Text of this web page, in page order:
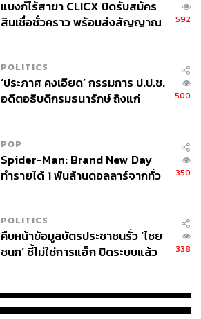
แบงก์ไร้สาขา CLICX ปิดรับสมัคร
สินเชื่อชั่วคราว พร้อมส่งสัญญาณ
592
POLITICS
‘ประภาศ คงเอียด’ กรรมการ ป.ป.ช.
อดีตอธิบดีกรมธนารักษ์ ถึงแก่
500
POP
Spider-Man: Brand New Day
ทำรายได้ 1 พันล้านดอลลาร์จากทั่ว
350
POLITICS
คืบหน้าข้อมูลบัตรประชาชนรั่ว ‘ไชย
ชนก’ ชี้ไม่ใช่การแฮ็ก ปิดระบบแล้ว
338